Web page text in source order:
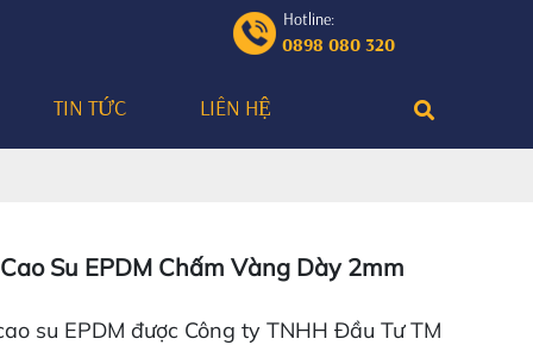
Hotline:
0898 080 320
TIN TỨC LIÊN HỆ
Su EPDM Chấm Vàng Dày 2mm
su EPDM được Công ty TNHH Đầu Tư TM